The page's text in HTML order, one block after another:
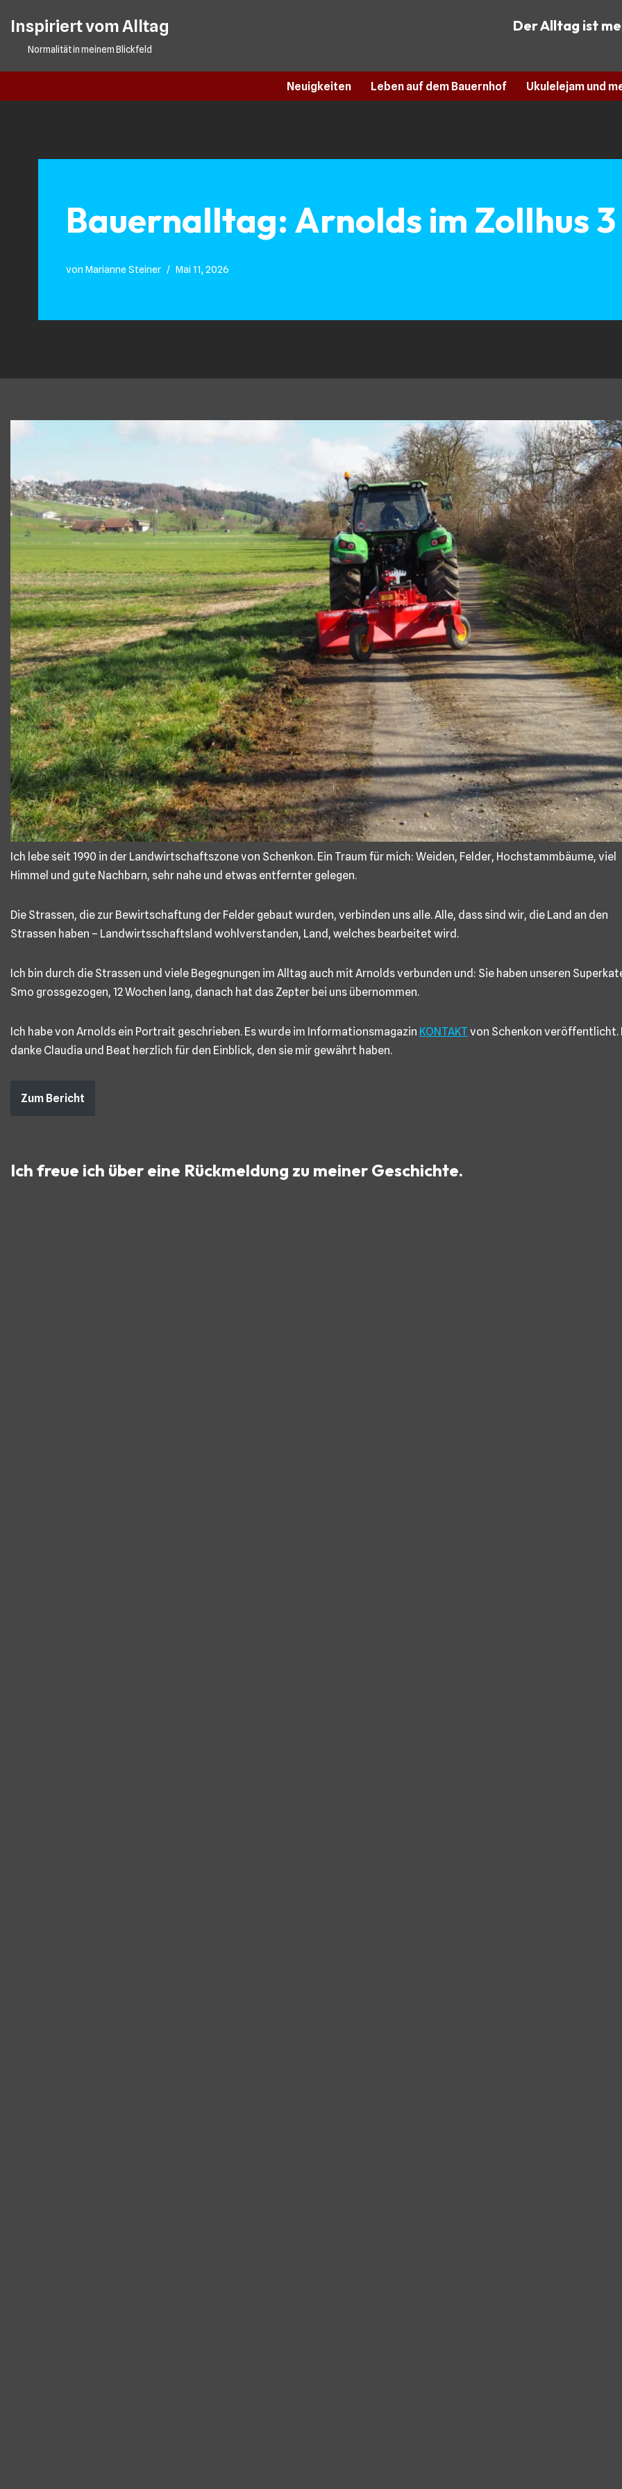
Inhalt
springen
Inspiriert vom Alltag
Normalität in meinem Blickfeld
Der Alltag ist
Neuigkeiten Leben auf dem Bauernhof Ukulelejam und
Bauernalltag: Arnolds im Zollhus 3
von Marianne Steiner Mai 11, 2026
Ich lebe seit 1990 in der Landwirtschaftszone von Schenkon. Ein Traum für mich: Weiden, Felder, Hochstammbäume, viel
Himmel und gute Nachbarn, sehr nahe und etwas entfernter gelegen.
Die Strassen, die zur Bewirtschaftung der Felder gebaut wurden, verbinden uns alle. Alle, dass sind wir, die Land an den
Strassen haben – Landwirtsschaftsland wohlverstanden, Land, welches bearbeitet wird.
Ich bin durch die Strassen und viele Begegnungen im Alltag auch mit Arnolds verbunden und: Sie haben unseren
Smo grossgezogen, 12 Wochen lang, danach hat das Zepter bei uns übernommen.
Ich habe von Arnolds ein Portrait geschrieben. Es wurde im Informationsmagazin KONTAKT von Schenkon veröffentlicht.
danke Claudia und Beat herzlich für den Einblick, den sie mir gewährt haben.
Zum Bericht
Ich freue ich über eine Rückmeldung zu meiner Geschichte.